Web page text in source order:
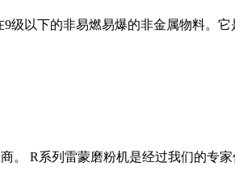
以下的非易燃易爆的非金属物料。
。 R系列雷蒙磨粉机是经过我们的专